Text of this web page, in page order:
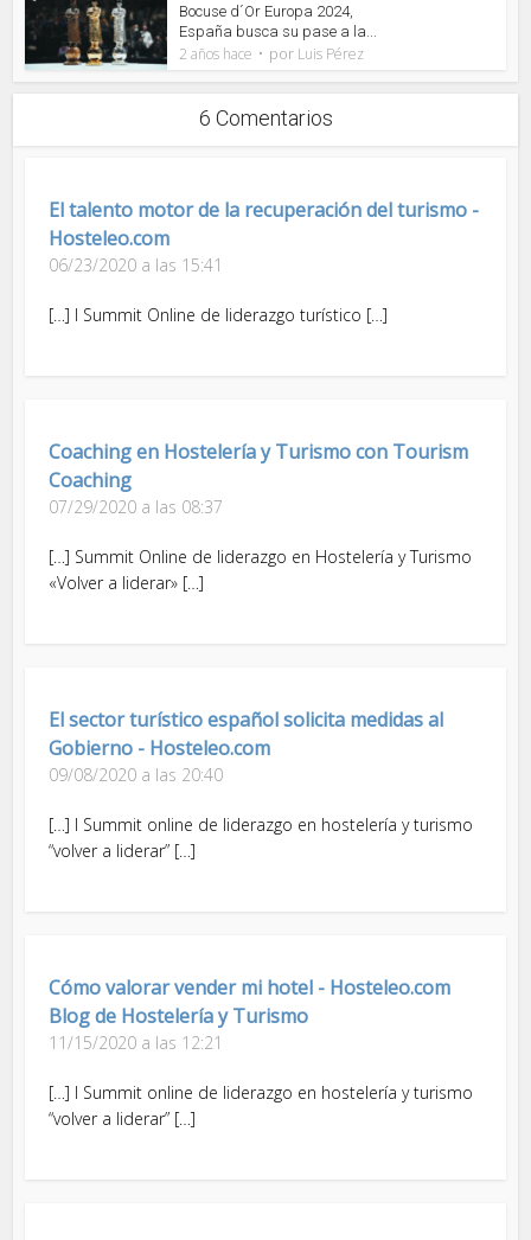
Bocuse d´Or Europa 2024,
España busca su pase a la...
2 años hace por Luis Pérez
6 Comentarios
El talento motor de la recuperación del turismo -
Hosteleo.com
06/23/2020 a las 15:41
[…] I Summit Online de liderazgo turístico […]
Coaching en Hostelería y Turismo con Tourism
Coaching
07/29/2020 a las 08:37
[…] Summit Online de liderazgo en Hostelería y Turismo
«Volver a liderar» […]
El sector turístico español solicita medidas al
Gobierno - Hosteleo.com
09/08/2020 a las 20:40
[…] I Summit online de liderazgo en hostelería y turismo
“volver a liderar” […]
Cómo valorar vender mi hotel - Hosteleo.com
Blog de Hostelería y Turismo
11/15/2020 a las 12:21
[…] I Summit online de liderazgo en hostelería y turismo
“volver a liderar” […]